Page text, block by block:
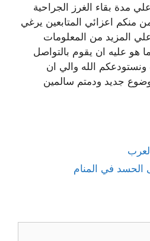
مدة بقاء الغرز الجراحية
منكم اعزائي المتابعين يرغي
المزيد من المعلومات
هو عليه ان يقوم بالتواصل
ونستودعكم الله والي ان
جديد ودمتم سالمين
الحسد في المنام